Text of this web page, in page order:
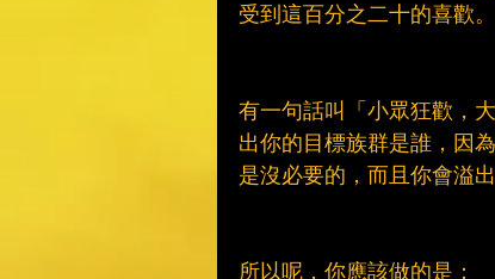
受到這百分之二十的喜歡。
有一句話叫「小眾狂歡，
出你的目標族群是誰，因
是沒必要的，而且你會溢
所以呢，你應該做的是：